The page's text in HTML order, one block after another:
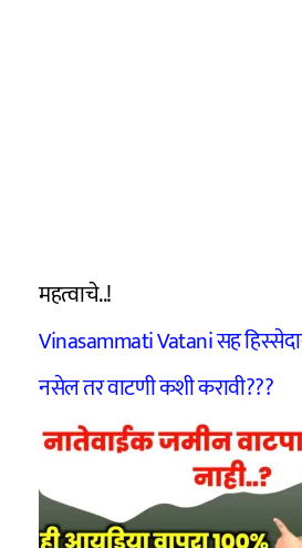
महत्वाचे..!
Vinasammati Vatani सह
नसेल तर वाटणी कशी करावी???